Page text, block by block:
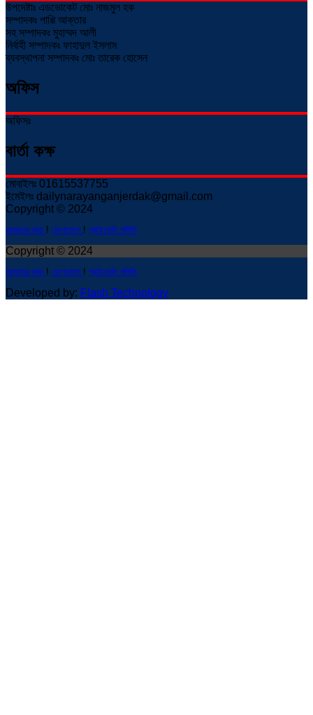
উপদেষ্টাঃ এডভোকেট মোঃ নাজমুল হক
সম্পাদকঃ পাপ্পি আক্তার
সহ সম্পাদকঃ মুহাম্মদ আলী
নির্বাহী সম্পাদকঃ ফাহাদুল ইসলাম
ব্যবস্থাপনা সম্পাদকঃ মোঃ তারেক হোসেন
অফিস
অফিসঃ
বার্তা কক্ষ
মোবাইলঃ 01615537755
ইমেইলঃ dailynarayanganjerdak@gmail.com
Copyright © 2024
আমাদের কথা ! যোগাযোগ ! প্রাইভেসি পলিসি
Copyright © 2024
আমাদের কথা ! যোগাযোগ ! প্রাইভেসি পলিসি
Developed by: Flash Technology